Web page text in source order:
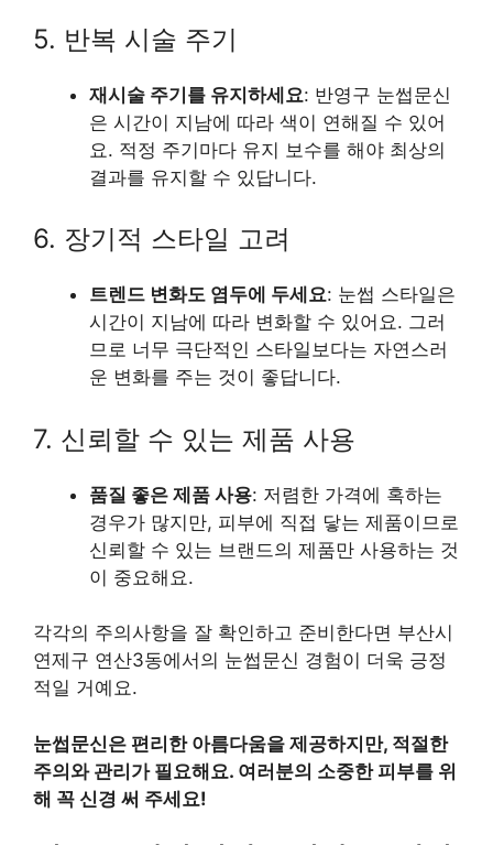
5. 반복 시술 주기
재시술 주기를 유지하세요: 반영구 눈썹문신
은 시간이 지남에 따라 색이 연해질 수 있어
요. 적정 주기마다 유지 보수를 해야 최상의
결과를 유지할 수 있답니다.
6. 장기적 스타일 고려
트렌드 변화도 염두에 두세요: 눈썹 스타일은
시간이 지남에 따라 변화할 수 있어요. 그러
므로 너무 극단적인 스타일보다는 자연스러
운 변화를 주는 것이 좋답니다.
7. 신뢰할 수 있는 제품 사용
품질 좋은 제품 사용: 저렴한 가격에 혹하는
경우가 많지만, 피부에 직접 닿는 제품이므로
신뢰할 수 있는 브랜드의 제품만 사용하는 것
이 중요해요.
각각의 주의사항을 잘 확인하고 준비한다면 부산시
연제구 연산3동에서의 눈썹문신 경험이 더욱 긍정
적일 거예요.
눈썹문신은 편리한 아름다움을 제공하지만, 적절한
주의와 관리가 필요해요. 여러분의 소중한 피부를 위
해 꼭 신경 써 주세요!